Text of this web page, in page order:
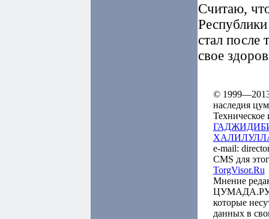
Считаю,
стал после
свое
© 1999—2013
наследия
e-mail:
CMS для
TorgVisor.Ru
Мнение
ЦУМАДА.РУ
которые
данных в